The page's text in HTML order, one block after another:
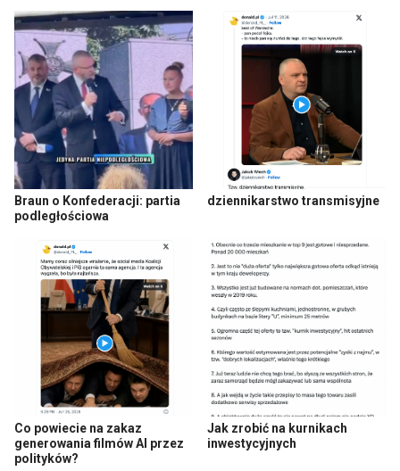
Braun o Konfederacji: partia
podległościowa
dziennikarstwo transmisyjne
Co powiecie na zakaz
generowania filmów AI przez
polityków?
Jak zrobić na kurnikach
inwestycyjnych